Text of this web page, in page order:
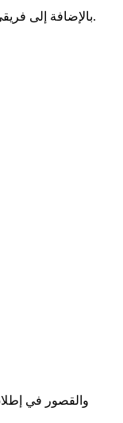
بالإضافة إلى فريقي المحدود من عناصر القوّات البحرية الخاصّة.
والقصور في